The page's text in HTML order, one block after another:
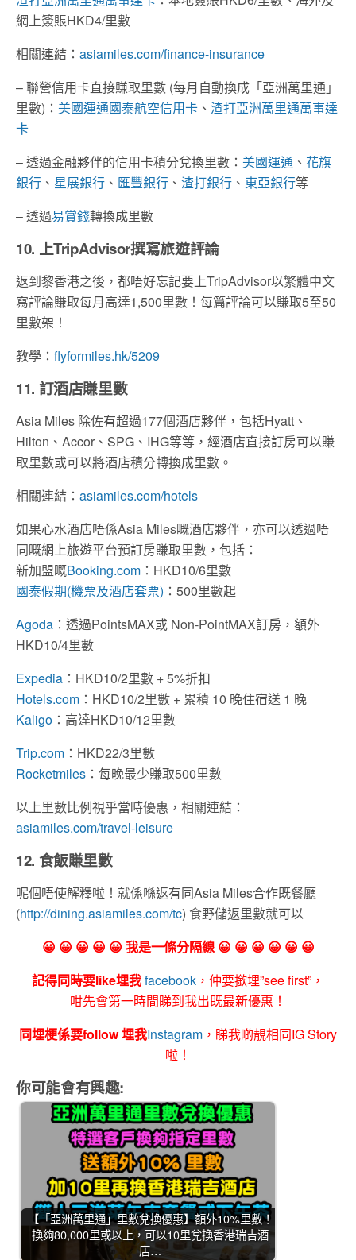
網上簽賬HKD4/里數
相關連結： asiamiles.com/finance-insurance
– 聯營信用卡直接賺取里數 (每月自動換成「亞洲萬里通」
里數)： 美國運通國泰航空信用卡 、 渣打亞洲萬里通萬事達
卡
– 透過金融夥伴的信用卡積分兌換里數： 美國運通 、 花旗
銀行 、 星展銀行 、 匯豐銀行 、 渣打銀行 、 東亞銀行等
– 透過易賞錢轉換成里數
10. 上TripAdvisor撰寫旅遊評論
返到黎香港之後，都唔好忘記要上TripAdvisor以繁體中文
寫評論賺取每月高達1,500里數！每篇評論可以賺取5至50
里數架！
教學： flyformiles.hk/5209
11. 訂酒店賺里數
Asia Miles 除佐有超過177個酒店夥伴，包括Hyatt、
Hilton、Accor、SPG、IHG等等，經酒店直接訂房​可以賺
取里數或可以將酒店積分轉換成里數。
相關連結： asiamiles.com/hotels
如果心水酒店唔係Asia Miles嘅酒店夥伴，亦可以透過唔
同嘅網上旅遊平台預訂房賺取里數，包括：
新加盟嘅Booking.com ：HKD10/6里數
國泰假期(機票及酒店套票) ：500里數起
Agoda ：透過PointsMAX或 Non-PointMAX訂房，額外
HKD10/4里數
Expedia ：HKD10/2里數 + 5%折扣
Hotels.com ：HKD10/2里數 + 累積 10 晚住宿送 1 晚
Kaligo ：高達HKD10/12里數
Trip.com ：HKD22/3里數
Rocketmiles ：每晚最少賺取500里數
以上里數比例視乎當時優惠，相關連結：
asiamiles.com/travel-leisure
12. 食飯賺里數
呢個唔使解釋啦！就係喺返有同Asia Miles合作既餐廳
(http://dining.asiamiles.com/tc) 食野儲返里數就可以
😀 😀 😀 😀 😀 我是一條分隔線 😀 😀 😀 😀 😀 😀
記得同時要like埋我facebook ，仲要撳埋”see first”，
咁先會第一時間睇到我出既最新優惠！
同埋梗係要follow 埋我Instagram ，睇我啲靚相同IG Story
啦！
你可能會有興趣:
【「亞洲萬里通」里數兌換優惠】額外10%里數！
換夠80,000里或以上，可以10里兌換香港瑞吉酒
店…